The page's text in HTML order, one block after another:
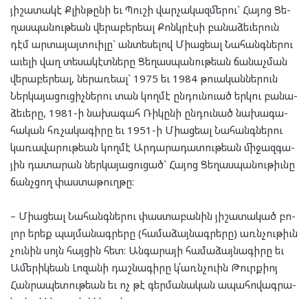
յի­շա­տա­կէ Քլին­թը­նի եւ Պու­շի վար­չա­կազ­մե­րու` Հա­յոց Ցե­
ղաս­պա­նու­թեան վե­րա­բեր­եալ Քոնկ­րէ­սի բա­նա­ձե­ւե­րուն
դէմ ար­տա­յայտ­ուի­լը` ան­տե­սե­լով Մի­աց­եալ Նա­հանգ­նե­րու
աւե­լի վաղ տե­սա­կէտ­նե­րը Ցե­ղաս­պա­նու­թեան ճա­նաչ­ման
վե­րա­բեր­եալ, նե­րառ­եալ` 1975 եւ 1984 թուա­կան­նե­րուն
Ներ­կա­յա­ցու­ցիչ­նե­րու տան կող­մէ ըն­դուն­ուած եր­կու բա­նա­
ձե­ւե­րը, 1981-ի նա­խա­գահ Ռի­կը­նի ըն­դու­նած նա­խա­գա­
հա­կան հռչա­կա­գի­րը եւ 1951-ի Մի­աց­եալ Նա­հանգ­նե­րու
կա­ռա­վա­րու­թեան կող­մէ Ար­դա­րա­դա­տու­թեան մի­ջազ­գա­
յին դա­տա­րան ներ­կա­յա­ցու­ցած` Հա­յոց Ցե­ղաս­պա­նու­թիւնը
ճանչ­ցող փաս­տա­թուղ­թը:
– Մի­աց­եալ Նա­հանգ­նե­րու փաս­տա­բա­նին յի­շա­տա­կած բո­
լոր երեք պայ­մա­նագ­րե­րը (հա­մա­ձայ­նագ­րե­րը) առն­չու­թիւն
չու­նին սոյն հայ­ցին հետ: Ան­գա­րա­յի հա­մա­ձայ­նա­գի­րը եւ
Ամե­րիկ­եան Լո­զա­նի դաշ­նա­գի­րը կ՛առնչ­ուին Թուրք­իոյ
Հան­րա­պե­տու­թեան եւ ոչ թէ գեր­մա­նա­կան ապա­հո­վագ­րա­